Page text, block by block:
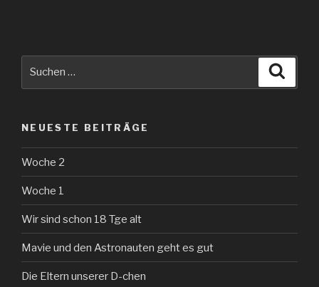
NEUESTE BEITRÄGE
Woche 2
Woche 1
Wir sind schon 18 Tge alt
Mavie und den Astronauten geht es gut
Die Eltern unserer D-chen